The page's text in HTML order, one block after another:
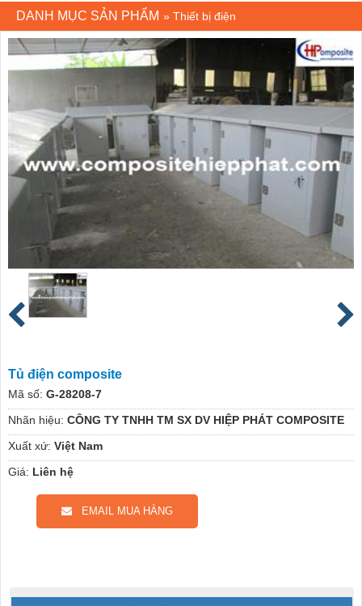
DANH MỤC SẢN PHẨM » Thiết bị điện
Tủ điện composite
Mã số: G-28208-7
Nhãn hiệu: CÔNG TY TNHH TM SX DV HIỆP PHÁT COMPOSITE
Xuất xứ: Việt Nam
Giá: Liên hệ
EMAIL MUA HÀNG